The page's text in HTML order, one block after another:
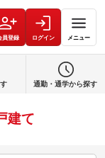
員登録 ログイン メニュー
建て
通勤・通学から探す